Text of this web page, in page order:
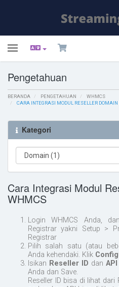
Toggle
Beranda
Toko
Pengetahuan
Status Server
Pengetahuan
BERANDA PENGETAHUAN
WHMCS
CARA INTEGRASI MODUL RESELLER
Kategori
Cara Integrasi Modul
WHMCS
Login WHMCS Anda,
Registrar yakni Setup >
Registrar
Pilih salah satu (atau
Anda kehendaki. Klik
Isikan Reseller ID dan API
Anda dan Save.
Reseller ID bisa di lihat